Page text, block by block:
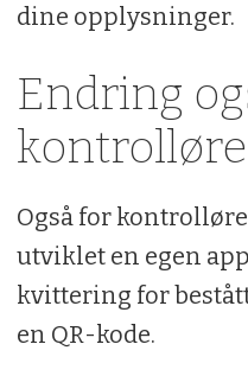
dine opplysninger.
Endring
Også for
utviklet en egen
kvittering for
en QR-kode.